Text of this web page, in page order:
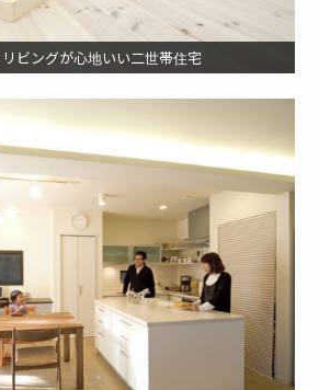
ビングが心地いい二世帯住宅